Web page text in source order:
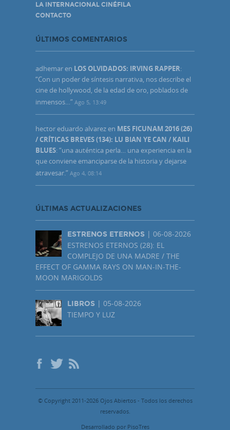
LA INTERNACIONAL CINÉFILA
CONTACTO
ÚLTIMOS COMENTARIOS
adhemar en LOS OLVIDADOS: IRVING RAPPER:
“Con un poder de síntesis narrativa, nos describe el
cine de hollywood, de la edad de oro, poblados de
inmensos…” Ago 5, 13:49
hector eduardo alvarez en MES FICUNAM 2016 (26)
/ CRÍTICAS BREVES (134): LU BIAN YE CAN / KAILI
BLUES: “una auténtica perla… una experiencia en la
que conviene emanciparse de la historia y dejarse
atravesar.” Ago 4, 08:14
ÚLTIMAS ACTUALIZACIONES
ESTRENOS ETERNOS | 06-08-2026
ESTRENOS ETERNOS (28): EL
COMPLEJO DE UNA MADRE / THE
EFFECT OF GAMMA RAYS ON MAN-IN-THE-
MOON MARIGOLDS
LIBROS | 05-08-2026
TIEMPO Y LUZ
© Copyright 2011-2026 Ojos Abiertos - Todos los derechos
reservados.
Desarrollado por PisoTres